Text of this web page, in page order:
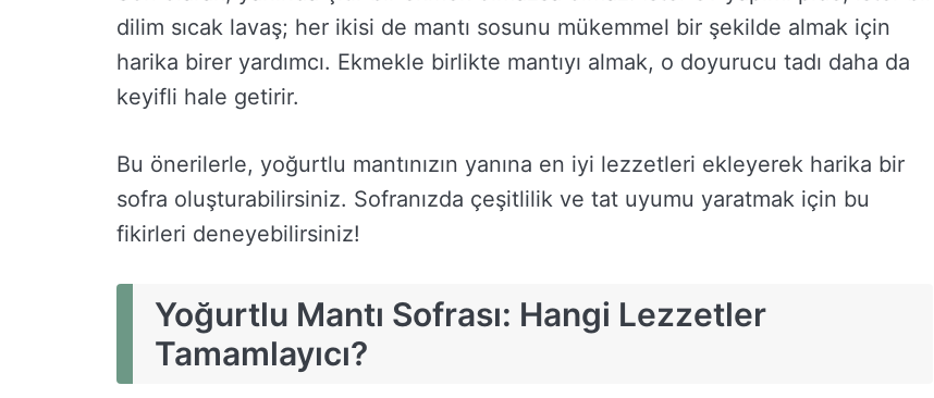
dilim sıcak lavaş; her ikisi de mantı sosunu mükemmel bir şekilde almak için
harika birer yardımcı. Ekmekle birlikte mantıyı almak, o doyurucu tadı daha da
keyifli hale getirir.
Bu önerilerle, yoğurtlu mantınızın yanına en iyi lezzetleri ekleyerek harika bir
sofra oluşturabilirsiniz. Sofranızda çeşitlilik ve tat uyumu yaratmak için bu
fikirleri deneyebilirsiniz!
Yoğurtlu Mantı Sofrası: Hangi Lezzetler
Tamamlayıcı?